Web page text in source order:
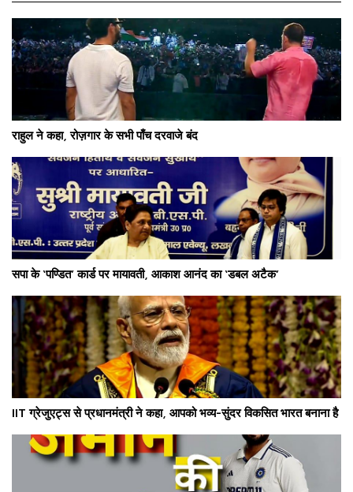
राहुल ने कहा, रोज़गार के सभी पाँच दरवाजे बंद
सपा के ‘पण्डित’ कार्ड पर मायावती, आकाश आनंद का ‘डबल अटैक’
IIT ग्रेजुएट्स से प्रधानमंत्री ने कहा, आपको भव्य-सुंदर विकसित भारत बनाना है